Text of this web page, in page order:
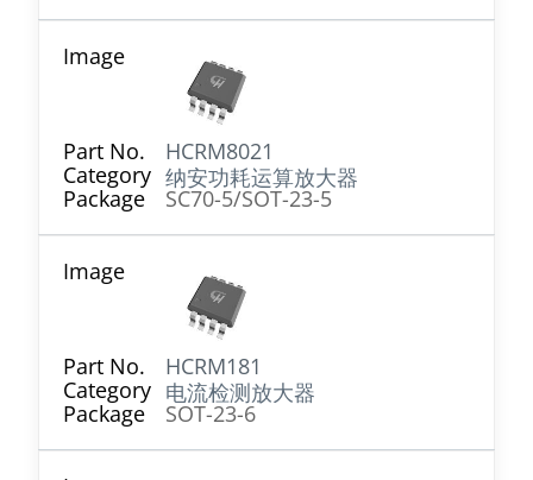
HCRM8021
纳安功耗运算放大器
SC70-5/SOT-23-5
HCRM181
电流检测放大器
SOT-23-6